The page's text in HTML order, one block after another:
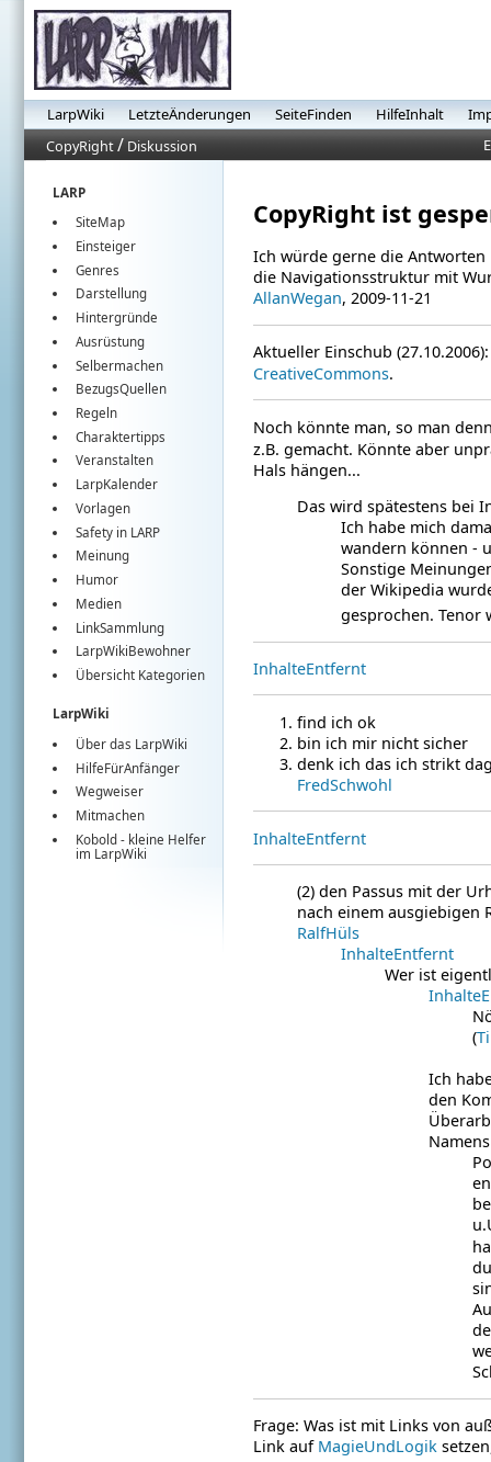
LarpWiki LetzteÄnderungen SeiteFinden HilfeInhalt
CopyRight/ Diskussion
LARP
SiteMap
Einsteiger
Genres
Darstellung
Hintergründe
Ausrüstung
Selbermachen
BezugsQuellen
Regeln
Charaktertipps
Veranstalten
LarpKalender
Vorlagen
Safety in LARP
Meinung
Humor
Medien
LinkSammlung
LarpWikiBewohner
Übersicht Kategorien
LarpWiki
Über das LarpWiki
HilfeFürAnfänger
Wegweiser
Mitmachen
Kobold - kleine Helfer
im LarpWiki
CopyRight ist
Ich würde gerne die
die Navigationsstruktur mit
AllanWegan, 2009-11-21
Aktueller Einschub
CreativeCommons.
Noch könnte man, so man
z.B. gemacht. Könnte aber
Hals hängen...
Das wird spätestens bei
Ich habe mich
wandern können -
Sonstige
der Wikipedia
gesprochen. Tenor
InhalteEntfernt
find ich ok
bin ich mir nicht sicher
denk ich das ich strikt
FredSchwohl
InhalteEntfernt
(2) den Passus mit der
nach einem ausgiebigen
RalfHüls
InhalteEntfernt
Wer ist
(
Ich
den
Frage: Was ist mit Links von
Link auf MagieUndLogik